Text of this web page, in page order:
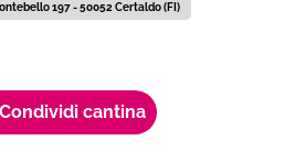
197 - 50052 Certaldo (FI)
Condividi cantina